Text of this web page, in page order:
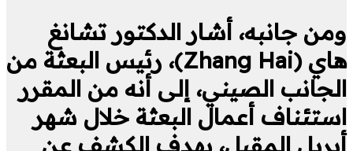
ومن جانبه، أشار الدكتور تشانغ
هاي (Zhang Hai)، رئيس البعثة من
الجانب الصيني، إلى أنه من المقرر
استئناف أعمال البعثة خلال شهر
أبريل المقبل، بهدف الكشف عن